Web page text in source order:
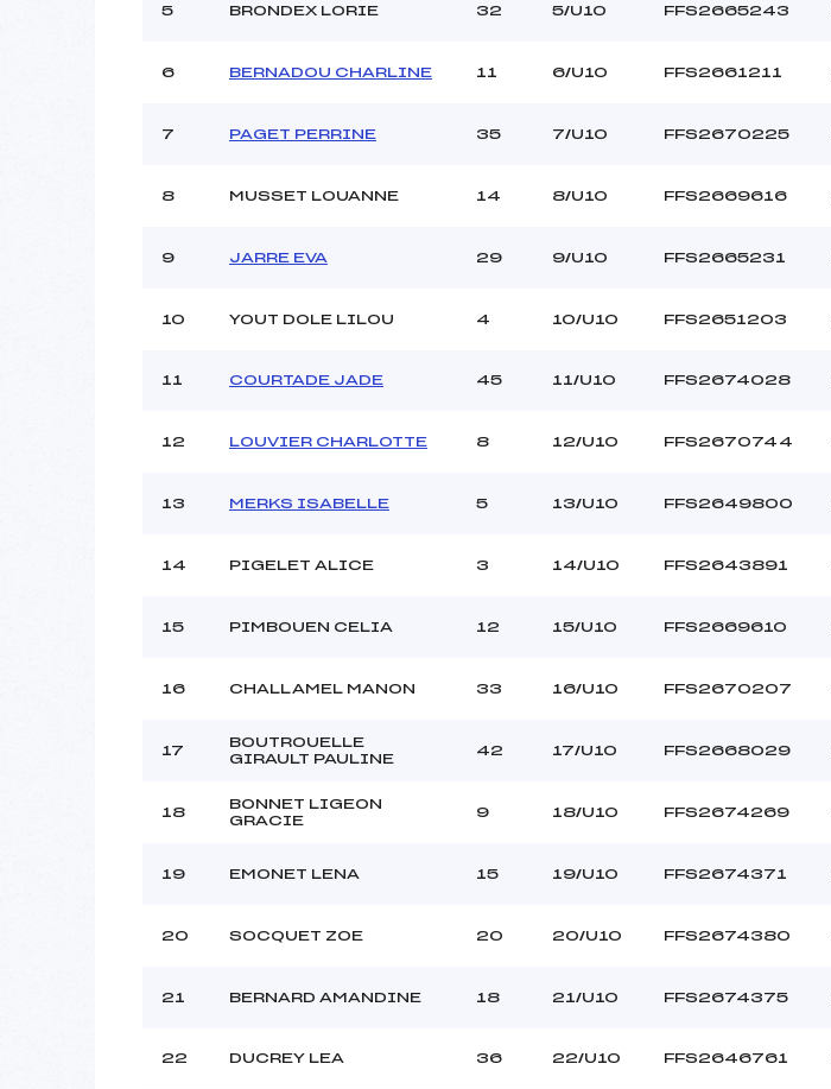
Météo :
BONNES
Pénalité appliquée :
255.0000
5 BRONDEX LORIE 32 5/U10 FFS2665243
6 BERNADOU CHARLINE 11 6/U10 FFS2661211
7 PAGET PERRINE 35 7/U10 FFS2670225
8 MUSSET LOUANNE 14 8/U10 FFS2669616
9 JARRE EVA 29 9/U10 FFS2665231
10 YOUT DOLE LILOU 4 10/U10 FFS2651203
11 COURTADE JADE 45 11/U10 FFS2674028
12 LOUVIER CHARLOTTE 8 12/U10 FFS2670744
13 MERKS ISABELLE 5 13/U10 FFS2649800
14 PIGELET ALICE 3 14/U10 FFS2643891
15 PIMBOUEN CELIA 12 15/U10 FFS2669610
16 CHALLAMEL MANON 33 16/U10 FFS2670207
17
BOUTROUELLE
GIRAULT PAULINE
42 17/U10 FFS2668029
18
BONNET LIGEON
GRACIE
9 18/U10 FFS2674269
19 EMONET LENA 15 19/U10 FFS2674371
20 SOCQUET ZOE 20 20/U10 FFS2674380
21 BERNARD AMANDINE 18 21/U10 FFS2674375
22 DUCREY LEA 36 22/U10 FFS2646761